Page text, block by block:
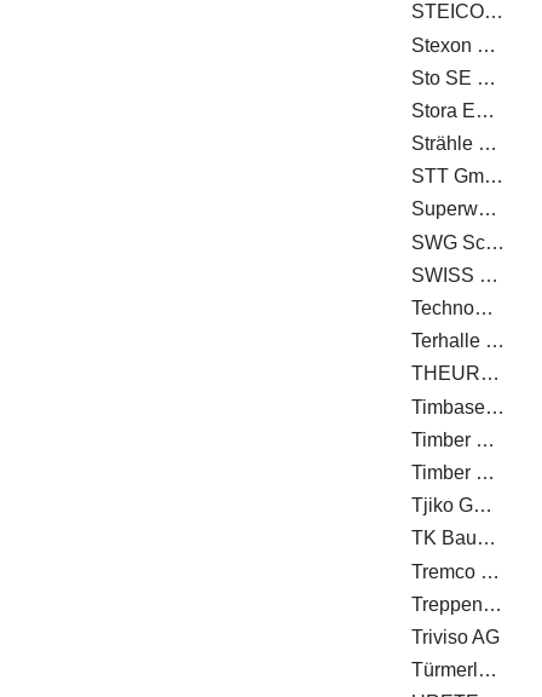
STEICO SE
Stexon GmbH
Sto SE & Co. KGaA
Stora Enso Wood Products Oy Ltd
Strähle Raum-Systeme GmbH
STT GmbH
Superwood A/S
SWG Schraubenwerk Gaisbach GmbH
SWISS KRONO TEX GmbH & Co. KG
Technowood AG
Terhalle Holzbau GmbH
THEURL HOLZ ASSLING GMBH
Timbase Schweiz AG
Timber Concept GmbH
Timber Structures 3.0 AG
Tjiko GmbH
TK Baupartner GmbH
Tremco CPG Germany GmbH
Treppenbau.ch AG
Triviso AG
Türmerleim GmbH